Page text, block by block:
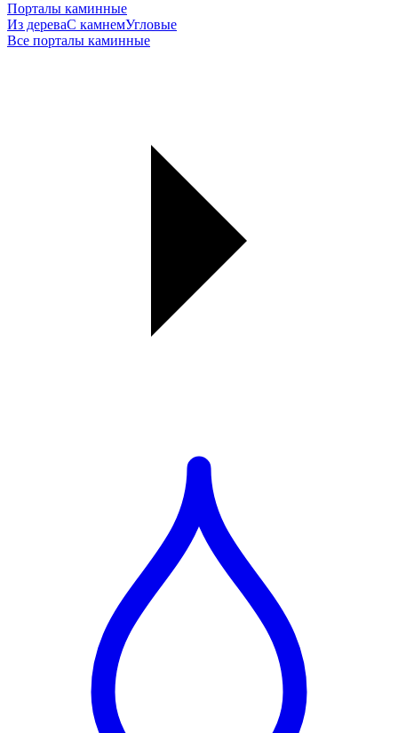
Порталы каминные
Из дереваС камнемУгловые
Все порталы каминные